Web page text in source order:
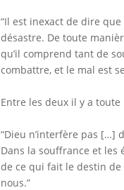
“Il est inexact de dire
désastre. De toute
qu’il comprend tant de
combattre, et le mal est
Entre les deux il y a
“Dieu n’interfère pas […]
Dans la souffrance et les
de ce qui fait le destin de
nous.”